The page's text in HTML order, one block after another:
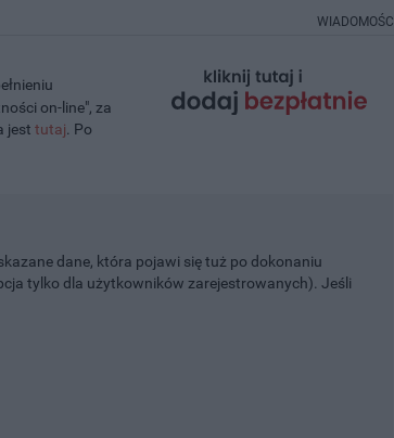
WIADOMOŚCI
on-line", za
jest tutaj . Po
dane, która pojawi się tuż po dokonaniu
tylko dla użytkowników zarejestrowanych). Jeśli